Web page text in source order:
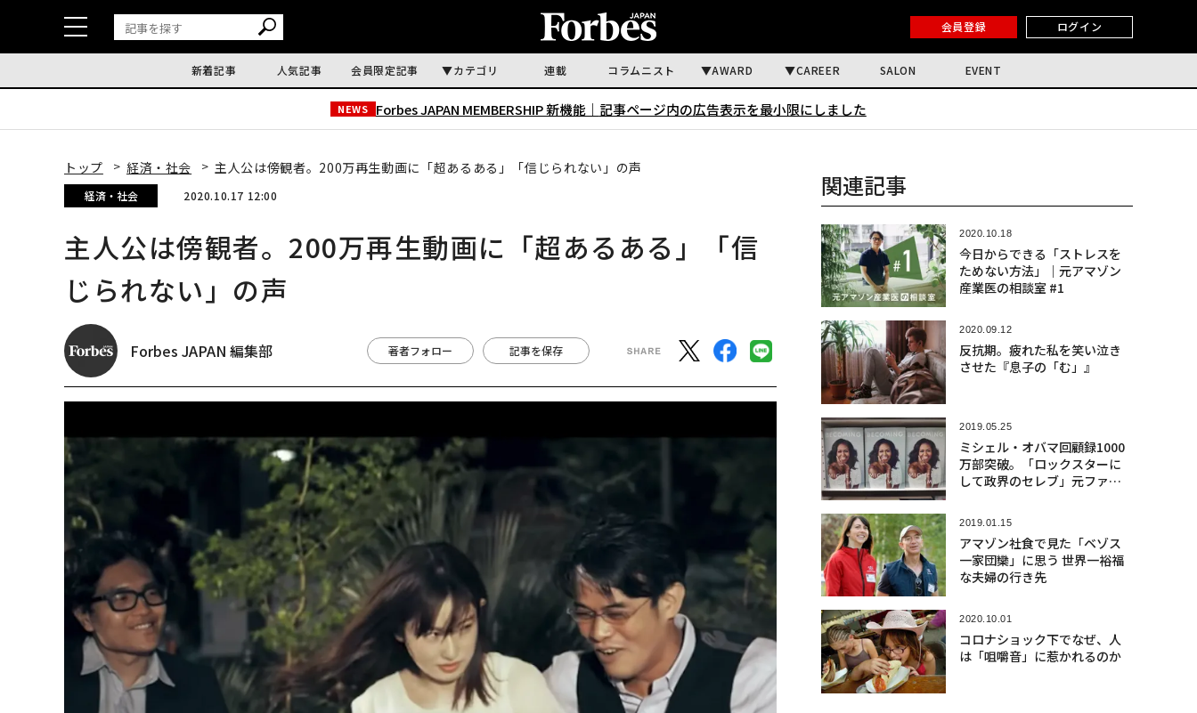
会員登録 ログイン
新着記事 人気記事 会員限定記事 カテゴリ 連載 コラムニスト AWARD CAREER SALON EVENT
NEWS Forbes JAPAN MEMBERSHIP 新機能｜ 記事ページ内の広告表示を最小限にしました
トップ 経済・社会 主人公は傍観者。200万再生動画に「超あるある」「信じられない」の声
経済・社会 2020.10.17 12:00
主人公は傍観者。200万再生動画に「超あるある」「信
じられない」の声
Forbes JAPAN 編集部 著者フォロー 記事を保存
関連記事
2020.10.18
今日からできる「ストレスを
ためない方法」｜元アマゾン
産業医の相談室 #1
2020.09.12
反抗期。疲れた私を笑い泣き
させた『息子の「む」』
2019.05.25
ミシェル・オバマ回顧録1000
万部突破。「ロックスターに
して政界のセレブ」元ファー
2019.01.15
アマゾン社食で見た「ベゾス
一家団欒」に思う 世界一裕福
な夫婦の行き先
2020.10.01
コロナショック下でなぜ、人
は「咀嚼音」に惹かれるのか